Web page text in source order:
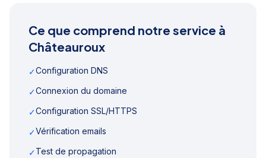
Ce que comprend notre service à
Châteauroux
✓Configuration DNS
✓Connexion du domaine
✓Configuration SSL/HTTPS
✓Vérification emails
✓Test de propagation